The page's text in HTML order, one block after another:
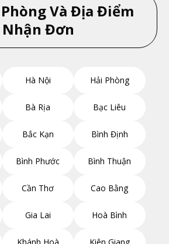
Phòng Và Địa Điểm
Nhận Đơn
Hà Nội Hải Phòng
Bà Rịa Bạc Liêu
Bắc Kạn Bình Định
Bình Phước Bình Thuận
Cần Thơ Cao Bằng
Gia Lai Hoà Bình